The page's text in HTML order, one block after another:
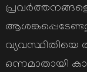
വ്യവസ്ഥിതിയെ
ഒന്നമാതായി